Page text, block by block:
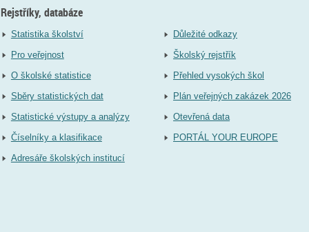
Rejstříky, databáze
Statistika školství
Pro veřejnost
O školské statistice
Sběry statistických dat
Statistické výstupy a analýzy
Číselníky a klasifikace
Adresáře školských institucí
Důležité odkazy
Školský rejstřík
Přehled vysokých škol
Plán veřejných zakázek 2026
Otevřená data
PORTÁL YOUR EUROPE